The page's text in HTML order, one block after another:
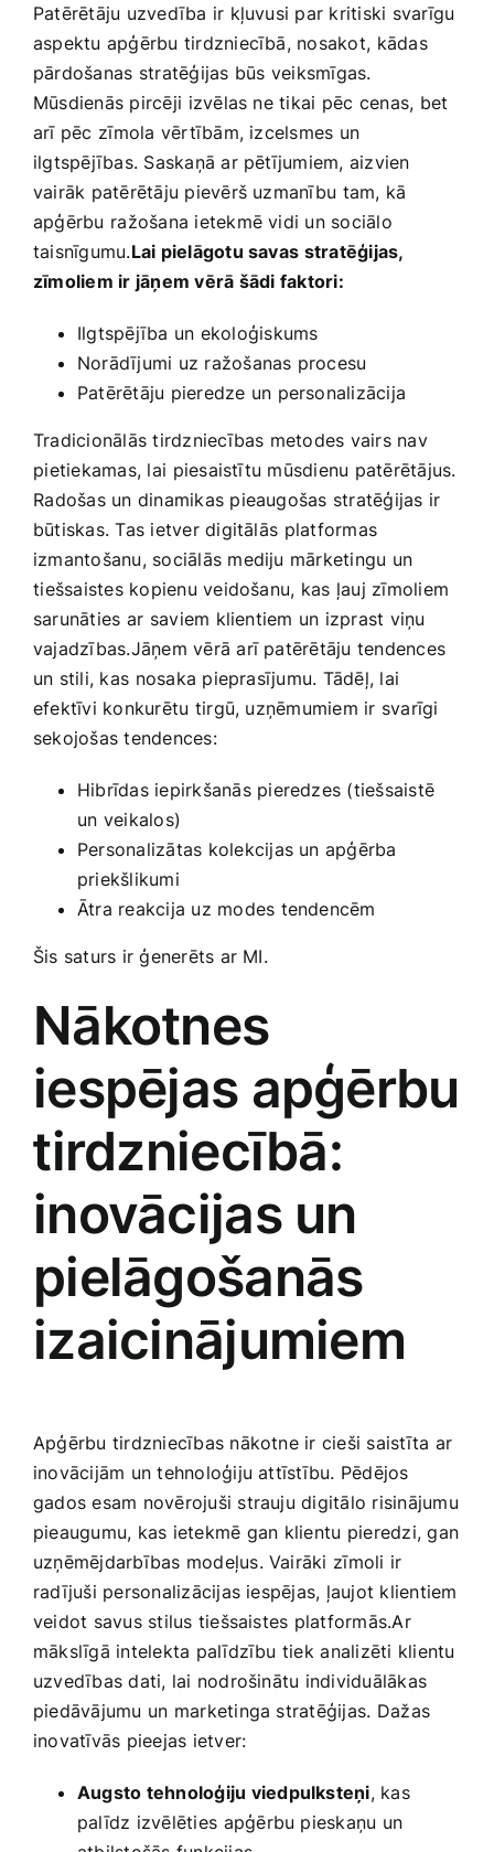
Patērētāju uzvedība ir kļuvusi par kritiski svarīgu⁤
aspektu apģērbu tirdzniecībā, ‌nosakot,⁣ kādas
pārdošanas ⁢stratēģijas būs⁤ veiksmīgas.​
Mūsdienās pircēji ⁤izvēlas ne tikai⁣ pēc cenas, bet
arī pēc ⁣zīmola vērtībām, izcelsmes un
ilgtspējības. ‍Saskaņā ​ar pētījumiem, aizvien
vairāk patērētāju pievērš uzmanību ⁤tam, kā
apģērbu⁤ ražošana​ ietekmē vidi‍ un sociālo
taisnīgumu.Lai ‌pielāgotu savas ⁣stratēģijas,
zīmoliem ir jāņem vērā ‍šādi⁤ faktori:
Ilgtspējība un ekoloģiskums
Norādījumi uz​ ražošanas‍ procesu
Patērētāju pieredze un personalizācija
Tradicionālās tirdzniecības metodes vairs nav
⁤pietiekamas, lai ⁤piesaistītu mūsdienu‍ patērētājus.
⁤Radošas un dinamikas pieaugošas stratēģijas ir‌
būtiskas. Tas ietver digitālās ⁤platformas⁢
izmantošanu, sociālās​ mediju‍ mārketingu⁤ un
⁤tiešsaistes kopienu veidošanu, ⁢kas ļauj‌ zīmoliem
sarunāties⁤ ar⁣ saviem klientiem un izprast viņu‍
vajadzības.Jāņem ‌vērā arī patērētāju tendences
un stili, kas ⁢nosaka pieprasījumu. Tādēļ, lai
‍efektīvi konkurētu ⁣tirgū, uzņēmumiem ir‍ svarīgi
sekojošas tendences:
Hibrīdas ‍iepirkšanās pieredzes‌ (tiešsaistē
⁤un veikalos)
Personalizātas kolekcijas ‍un apģērba
priekšlikumi
Ātra reakcija uz modes tendencēm
Šis saturs ir ģenerēts‍ ar MI.
Nākotnes
iespējas apģērbu
⁣tirdzniecībā:
inovācijas un
pielāgošanās
izaicinājumiem
Apģērbu tirdzniecības nākotne ir ​cieši saistīta ar
inovācijām un tehnoloģiju attīstību. ‌Pēdējos
gados ​esam novērojuši strauju digitālo ​risinājumu
pieaugumu, kas ietekmē ⁢gan klientu ⁤pieredzi, ‍gan
uzņēmējdarbības modeļus.‌ Vairāki⁤ zīmoli ir
radījuši personalizācijas iespējas, ļaujot klientiem⁣
veidot savus stilus tiešsaistes platformās.Ar
mākslīgā intelekta palīdzību tiek ⁤analizēti klientu
uzvedības dati, lai nodrošinātu individuālākas
piedāvājumu ⁢un marketinga stratēģijas.⁤ Dažas
inovatīvās pieejas ietver:
Augsto tehnoloģiju viedpulksteņi, kas
palīdz ​izvēlēties⁢ apģērbu pieskaņu un